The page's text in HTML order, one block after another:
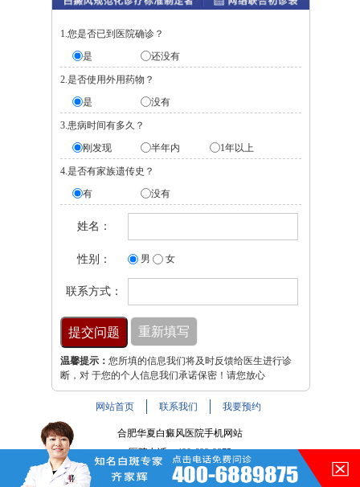
1.您是否已到医院确诊？
是
还没有
2.是否使用外用药物？
是
没有
3.患病时间有多久？
刚发现
半年内 1年以上
4.是否有家族遗传史？
有
没有
姓名：
性别： 男 女
联系方式：
温馨提示： 您所填的信息我们将及时反馈给医生进行诊
断，对 于您的个人信息我们承诺保密！请您放心
网站首页 联系我们 我要预约
合肥华夏白癜风医院手机网站
医院电话：400-688-9875
医院地址：合肥市铜陵路与裕溪路交叉路口